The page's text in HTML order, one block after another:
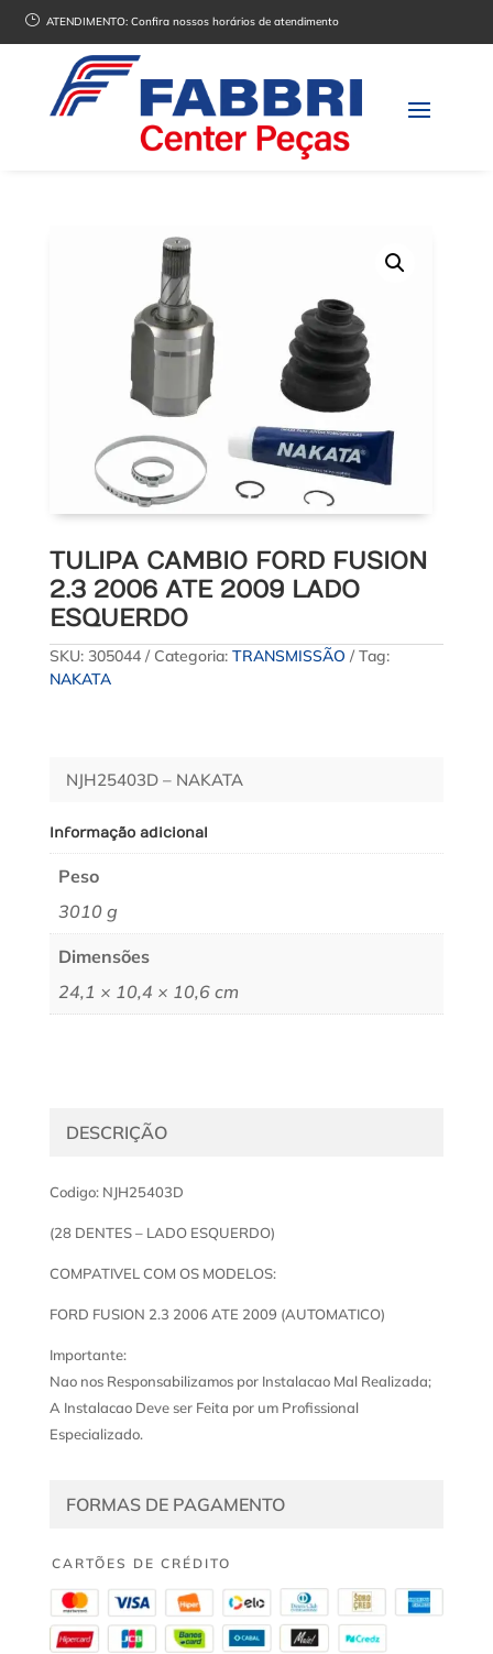
} ATENDIMENTO:Confira nossos horários de atendimento
TULIPA CAMBIO FORD FUSION
2.3 2006 ATE 2009 LADO
ESQUERDO
SKU: 305044 Categoria: TRANSMISSÃO
Tag:
NAKATA
NJH25403D – NAKATA
Informação adicional
Peso
3010 g
Dimensões
24,1 × 10,4 × 10,6 cm
DESCRIÇÃO
Codigo: NJH25403D
(28 DENTES – LADO ESQUERDO)
COMPATIVEL COM OS MODELOS:
FORD FUSION 2.3 2006 ATE 2009 (AUTOMATICO)
Importante:
Nao nos Responsabilizamos por Instalacao Mal Realizada;
A Instalacao Deve ser Feita por um Profissional
Especializado.
FORMAS DE PAGAMENTO
CARTÕES DE CRÉDITO